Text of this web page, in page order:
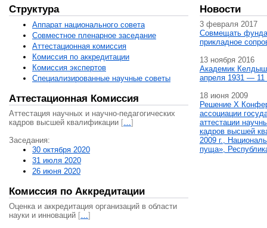
Структура
Аппарат национального совета
Совместное пленарное заседание
Аттестационная комисcия
Комиссия по аккредитации
Комиссия экспертов
Специализированные научные советы
Аттестационная Комиссия
Аттестация научных и научно-педагогических
кадров высшей квалификации […]
Заседания:
30 октября 2020
31 июля 2020
26 июня 2020
Комиссия по Аккредитации
Оценка и аккредитация организаций в области
науки и инноваций […]
Новости
3 февраля 2017
Совмещать
прикладное
13 ноября 2016
Академик
апреля 1931 — 11
18 июня 2009
Решение X
ассоциации
аттестации
кадров высшей
2009 г.,
пуща»,